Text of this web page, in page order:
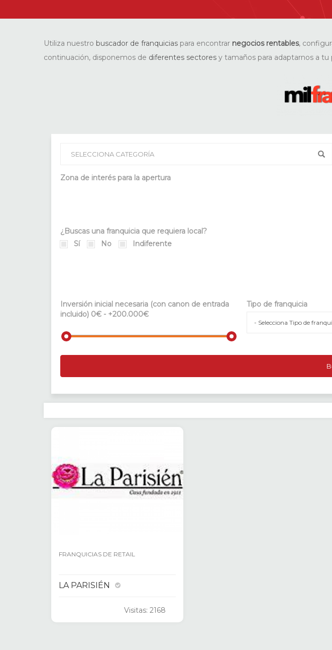
Utiliza nuestro buscador de franquicias para encontrar negocios rentables,
continuación, disponemos de diferentes sectores y tamaños para adaptarnos a tu
Zona de interés para la apertura
¿Buscas una franquicia que requiera local?
Sí
No Indiferente
Inversión inicial necesaria (con canon de entrada
incluido) 0€ - +200.000€
Tipo de franquicia
FRANQUICIAS DE RETAIL
LA PARISIÉN
Visitas: 2168